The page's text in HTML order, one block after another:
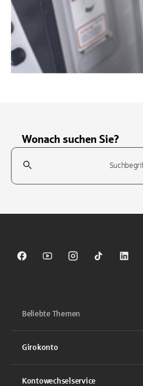
Wonach suchen Sie?
Suchfeld
Sparkasse auf Facebook
Sparkasse auf Youtube
Sparkasse auf
Sparkasse
Beliebte Themen
Girokonto
Kontowechselservice